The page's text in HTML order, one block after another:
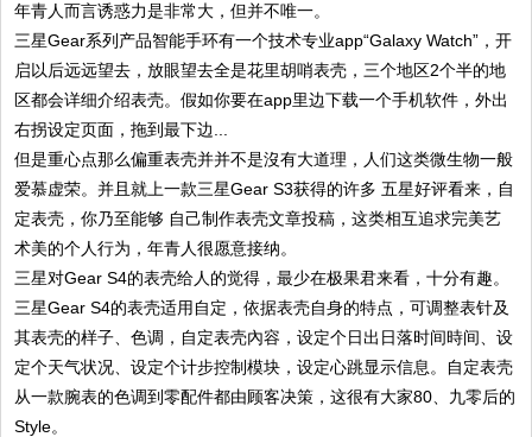
年青人而言诱惑力是非常大，但并不唯一。
三星Gear系列产品智能手环有一个技术专业app“Galaxy Watch”，开
启以后远远望去，放眼望去全是花里胡哨表壳，三个地区2个半的地
区都会详细介绍表壳。假如你要在app里边下载一个手机软件，外出
右拐设定页面，拖到最下边...
但是重心点那么偏重表壳并并不是沒有大道理，人们这类微生物一般
爱慕虚荣。并且就上一款三星Gear S3获得的许多 五星好评看来，自
定表壳，你乃至能够 自己制作表壳文章投稿，这类相互追求完美艺
术美的个人行为，年青人很愿意接纳。
三星对Gear S4的表壳给人的觉得，最少在极果君来看，十分有趣。
三星Gear S4的表壳适用自定，依据表壳自身的特点，可调整表针及
其表壳的样子、色调，自定表壳內容，设定个日出日落时间時间、设
定个天气状况、设定个计步控制模块，设定心跳显示信息。自定表壳
从一款腕表的色调到零配件都由顾客决策，这很有大家80、九零后的
Style。